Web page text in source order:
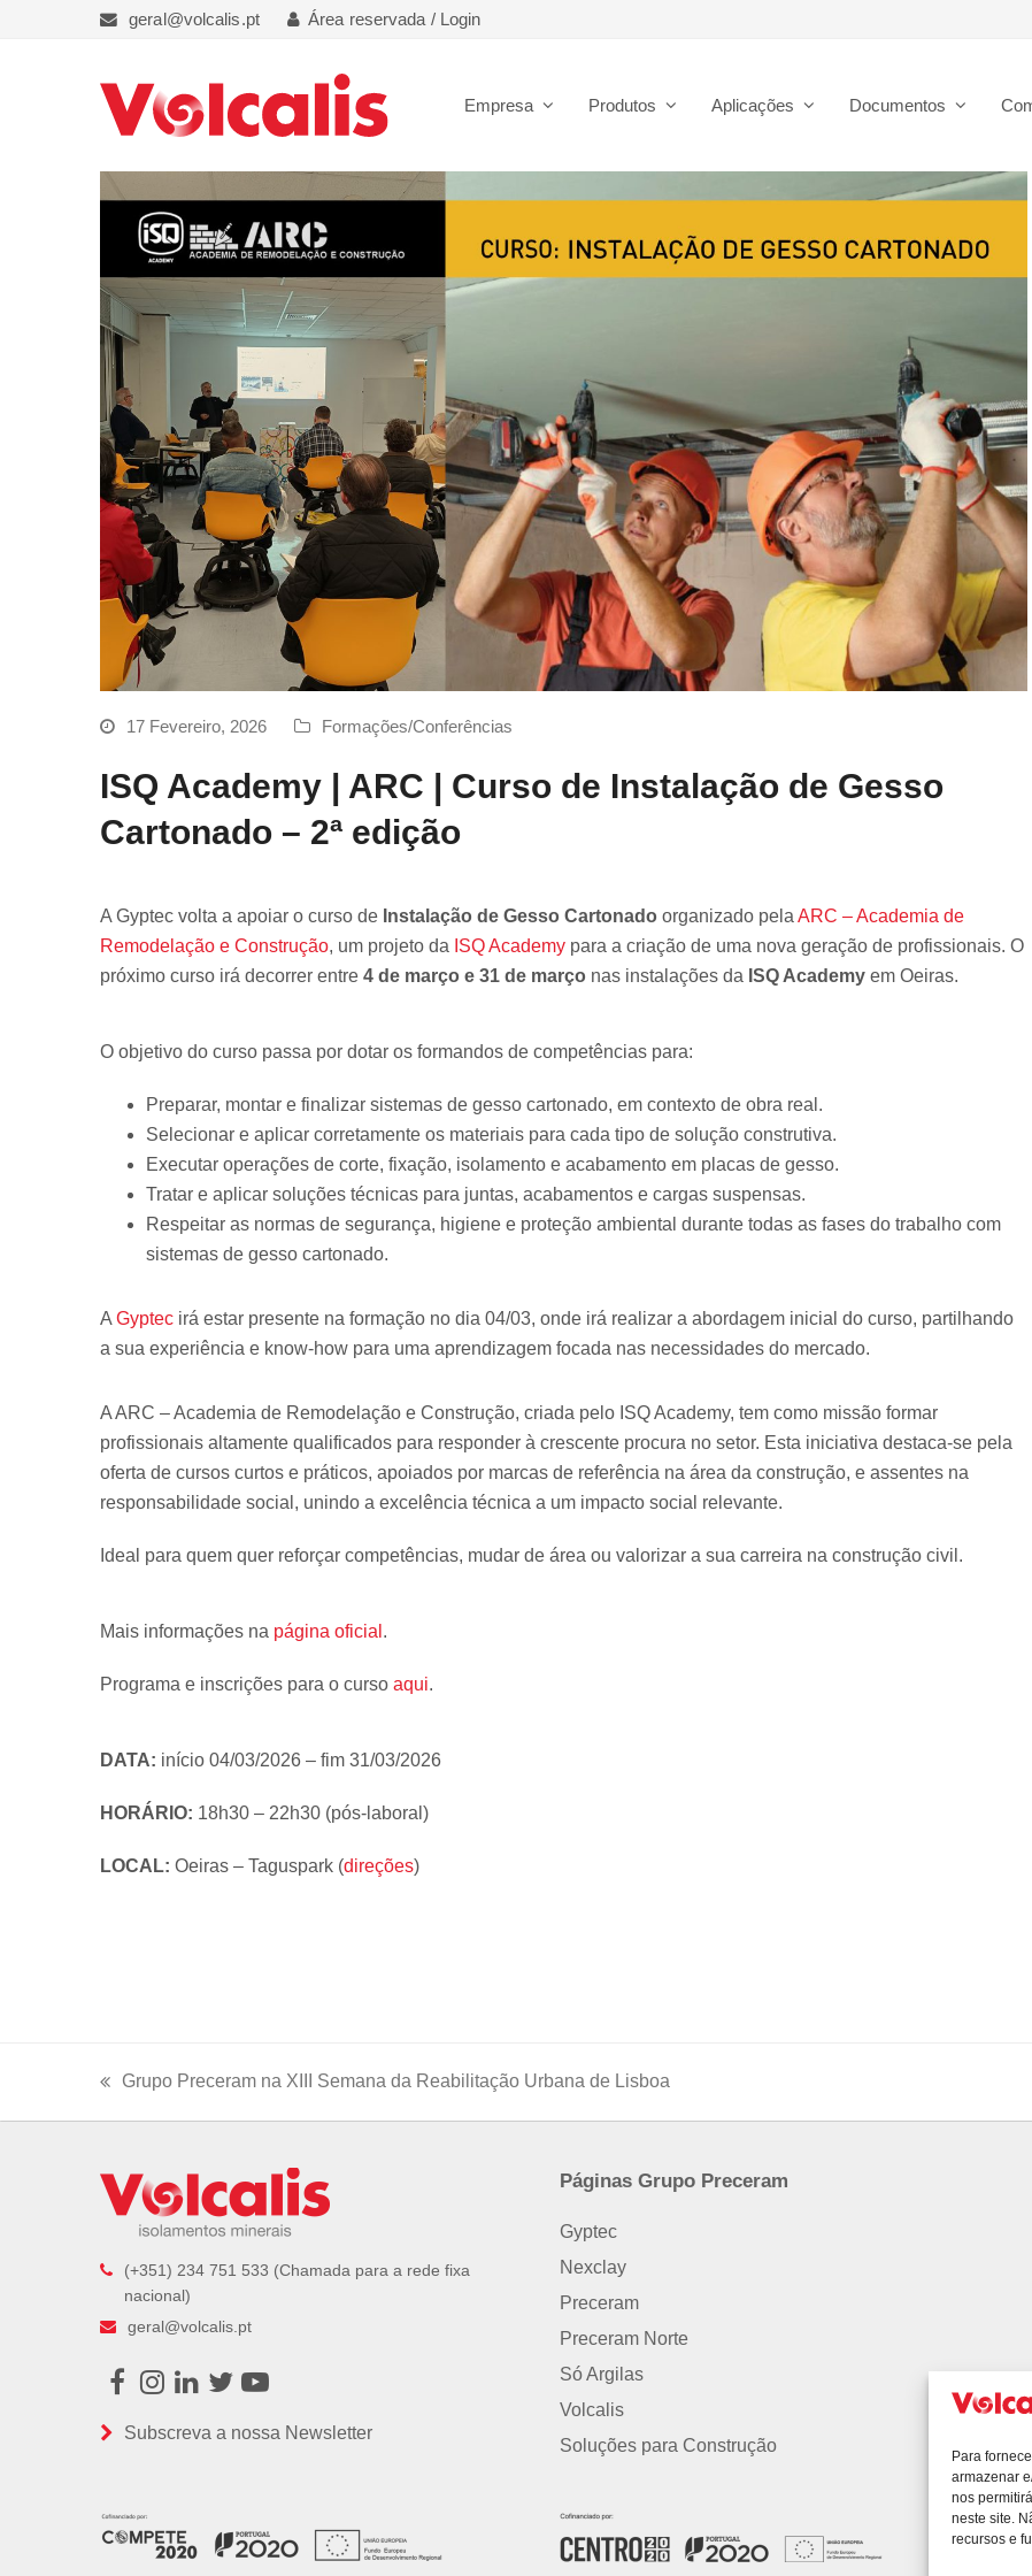
Para
armazenar
nos
neste site.
recursos e
geral@volcalis.pt Área reservada / Login
Empresa Produtos Aplicações Documentos
17 Fevereiro, 2026 Formações/Conferências
ISQ Academy | ARC | Curso de Instalação de Gesso
Cartonado – 2ª edição
A Gyptec volta a apoiar o curso de Instalação de Gesso Cartonado organizado pela ARC – Academia de
Remodelação e Construção, um projeto da ISQ Academy para a criação de uma nova geração de profissionais. O
próximo curso irá decorrer entre 4 de março e 31 de março nas instalações da ISQ Academy em Oeiras.
O objetivo do curso passa por dotar os formandos de competências para:
Preparar, montar e finalizar sistemas de gesso cartonado, em contexto de obra real.
Selecionar e aplicar corretamente os materiais para cada tipo de solução construtiva.
Executar operações de corte, fixação, isolamento e acabamento em placas de gesso.
Tratar e aplicar soluções técnicas para juntas, acabamentos e cargas suspensas.
Respeitar as normas de segurança, higiene e proteção ambiental durante todas as fases do trabalho com
sistemas de gesso cartonado.
A Gyptec irá estar presente na formação no dia 04/03, onde irá realizar a abordagem inicial do curso, partilhando
a sua experiência e know-how para uma aprendizagem focada nas necessidades do mercado.
A ARC – Academia de Remodelação e Construção, criada pelo ISQ Academy, tem como missão formar
profissionais altamente qualificados para responder à crescente procura no setor. Esta iniciativa destaca-se pela
oferta de cursos curtos e práticos, apoiados por marcas de referência na área da construção, e assentes na
responsabilidade social, unindo a excelência técnica a um impacto social relevante.
Ideal para quem quer reforçar competências, mudar de área ou valorizar a sua carreira na construção civil.
Mais informações na página oficial .
Programa e inscrições para o curso aqui.
DATA: início 04/03/2026 – fim 31/03/2026
HORÁRIO: 18h30 – 22h30 (pós-laboral)
LOCAL: Oeiras – Taguspark (direções)
previous
post:
Grupo Preceram na XIII Semana da Reabilitação Urbana de Lisboa
(+351) 234 751 533 (Chamada para a rede fixa
nacional)
geral@volcalis.pt
Facebook
Instagram
LinkedIn
TwitterYoutube
Subscreva a nossa Newsletter
Páginas Grupo Preceram
Gyptec
Nexclay
Preceram
Preceram Norte
Só Argilas
Volcalis
Soluções para Construção